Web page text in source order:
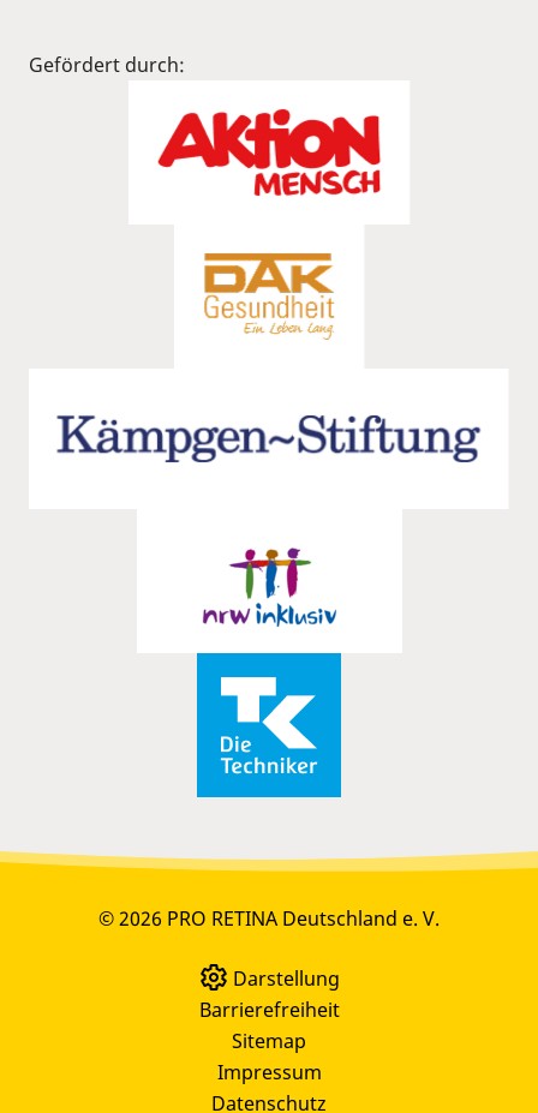
Gefördert durch:
© 2026 PRO RETINA Deutschland e. V.
Darstellung
Barrierefreiheit
Sitemap
Impressum
Datenschutz